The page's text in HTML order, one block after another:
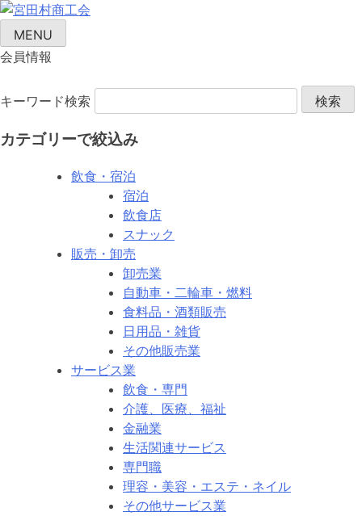
Skip
content
MENU
会員情報
キーワード検索
カテゴリーで絞込み
飲食・宿泊
宿泊
飲食店
スナック
販売・卸売
卸売業
自動車・二輪車・燃料
食料品・酒類販売
日用品・雑貨
その他販売業
サービス業
飲食・専門
介護、医療、福祉
金融業
生活関連サービス
専門職
理容・美容・エステ・ネイル
その他サービス業